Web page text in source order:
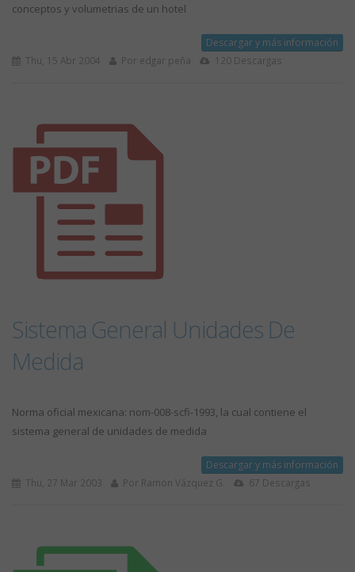
conceptos y volumetrias de un hotel
Descargar y más información
Thu, 15 Abr 2004 Por edgar peña 120 Descargas
Sistema General Unidades De
Medida
Norma oficial mexicana: nom-008-scfi-1993, la cual contiene el
sistema general de unidades de medida
Descargar y más información
Thu, 27 Mar 2003 Por Ramon Vázquez G. 67 Descargas